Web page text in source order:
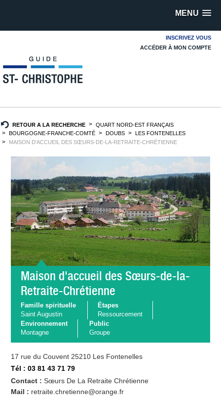
MENU
INSCRIVEZ VOUS
ACCÉDER À MON COMPTE
RETOUR A LA RECHERCHE
QUART NORD-EST FRANÇAIS
BOURGOGNE-FRANCHE-COMTÉ
DOUBS
LES FONTENELLES
MAISON D'ACCUEIL DES SŒURS-DE-LA-RETRAITE-CHRÉTIENNE
Maison d'accueil des Sœurs-de-la-
Retraite-Chrétienne
Famille spirituelle
Saint Augustin
Étapes
Ressourcement
Environnement
Montagne
Public
Groupe
17 rue du Couvent 25210 Les Fontenelles
Tél : 03 81 43 71 79
Contact : Sœurs De La Retraite Chrétienne
Mail : retraite.chretienne@orange.fr